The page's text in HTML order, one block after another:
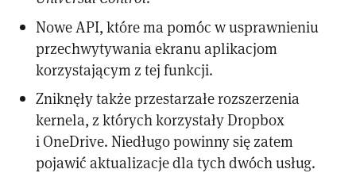
Nowe API, które ma pomóc w usprawnieniu
przechwytywania ekranu aplikacjom
korzystającym z tej funkcji.
Zniknęły także przestarzałe rozszerzenia
kernela, z których korzystały Dropbox
i OneDrive. Niedługo powinny się zatem
pojawić aktualizacje dla tych dwóch usług.